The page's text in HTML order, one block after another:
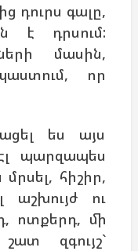
դուրս գալը,
է դրսում:
մասին,
որ
ես այս
պարզապես
մրսել, հիշիր,
ու
ոտքերդ, մի
զգույշ`